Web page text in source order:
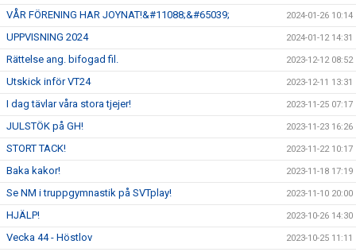
VÅR FÖRENING HAR JOYNAT!&#11088;&#65039; 2024-01-26 10:14
UPPVISNING 2024 2024-01-12 14:31
Rättelse ang. bifogad fil. 2023-12-12 08:52
Utskick inför VT24 2023-12-11 13:31
I dag tävlar våra stora tjejer! 2023-11-25 07:17
JULSTÖK på GH! 2023-11-23 16:26
STORT TACK! 2023-11-22 10:17
Baka kakor! 2023-11-18 17:19
Se NM i truppgymnastik på SVTplay! 2023-11-10 20:00
HJÄLP! 2023-10-26 14:30
Vecka 44 - Höstlov 2023-10-25 11:11